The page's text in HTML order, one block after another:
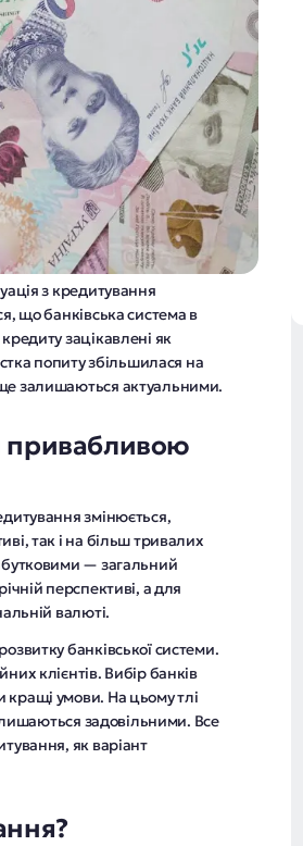
з кредитування
що банківська система в
зацікавлені як
попиту збільшилася на
залишаються актуальними.
привабливою
змінюється,
так і на більш тривалих
— загальний
перспективі, а для
валюті.
банківської системи.
клієнтів. Вибір банків
кращі умови. На цьому тлі
задовільними. Все
як варіант